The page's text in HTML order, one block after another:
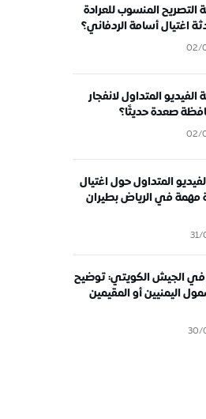
التصريح المنسوب للعرادة
اغتيال أسامة الردفاني؟
02/
الفيديو المتداول لانفجار
صعدة حديثًا؟
02/
المتداول حول اغتيال
في الرياض بطيران
في الجيش الكويتي: توضيح
اليمنيين أو المقيمين
30/